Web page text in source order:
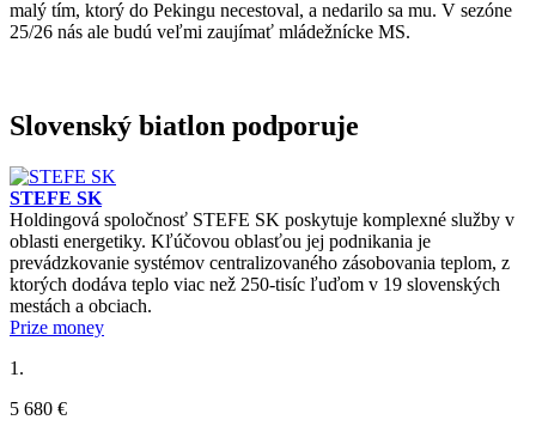
malý tím, ktorý do Pekingu necestoval, a nedarilo sa mu. V sezóne
25/26 nás ale budú veľmi zaujímať mládežnícke MS.
Slovenský biatlon podporuje
STEFE SK
Holdingová spoločnosť STEFE SK poskytuje komplexné služby v
oblasti energetiky. Kľúčovou oblasťou jej podnikania je
prevádzkovanie systémov centralizovaného zásobovania teplom, z
ktorých dodáva teplo viac než 250-tisíc ľuďom v 19 slovenských
mestách a obciach.
Prize money
1.
5 680 €